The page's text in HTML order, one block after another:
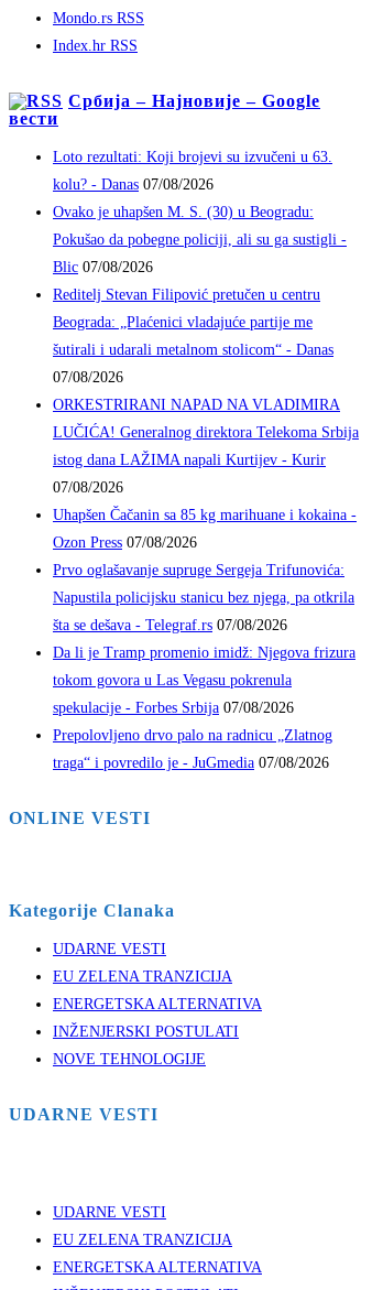
Mondo.rs RSS
Index.hr RSS
Србија – Најновије – Google
вести
Loto rezultati: Koji brojevi su izvučeni u 63.
kolu? - Danas 07/08/2026
Ovako je uhapšen M. S. (30) u Beogradu:
Pokušao da pobegne policiji, ali su ga sustigli -
Blic 07/08/2026
Reditelj Stevan Filipović pretučen u centru
Beograda: „Plaćenici vladajuće partije me
šutirali i udarali metalnom stolicom“ - Danas
07/08/2026
ORKESTRIRANI NAPAD NA VLADIMIRA
LUČIĆA! Generalnog direktora Telekoma Srbija
istog dana LAŽIMA napali Kurtijev - Kurir
07/08/2026
Uhapšen Čačanin sa 85 kg marihuane i kokaina -
Ozon Press 07/08/2026
Prvo oglašavanje supruge Sergeja Trifunovića:
Napustila policijsku stanicu bez njega, pa otkrila
šta se dešava - Telegraf.rs 07/08/2026
Da li je Tramp promenio imidž: Njegova frizura
tokom govora u Las Vegasu pokrenula
spekulacije - Forbes Srbija 07/08/2026
Prepolovljeno drvo palo na radnicu „Zlatnog
traga“ i povredilo je - JuGmedia 07/08/2026
ONLINE VESTI
Kategorije Clanaka
UDARNE VESTI
EU ZELENA TRANZICIJA
ENERGETSKA ALTERNATIVA
INŽENJERSKI POSTULATI
NOVE TEHNOLOGIJE
UDARNE VESTI
UDARNE VESTI
EU ZELENA TRANZICIJA
ENERGETSKA ALTERNATIVA